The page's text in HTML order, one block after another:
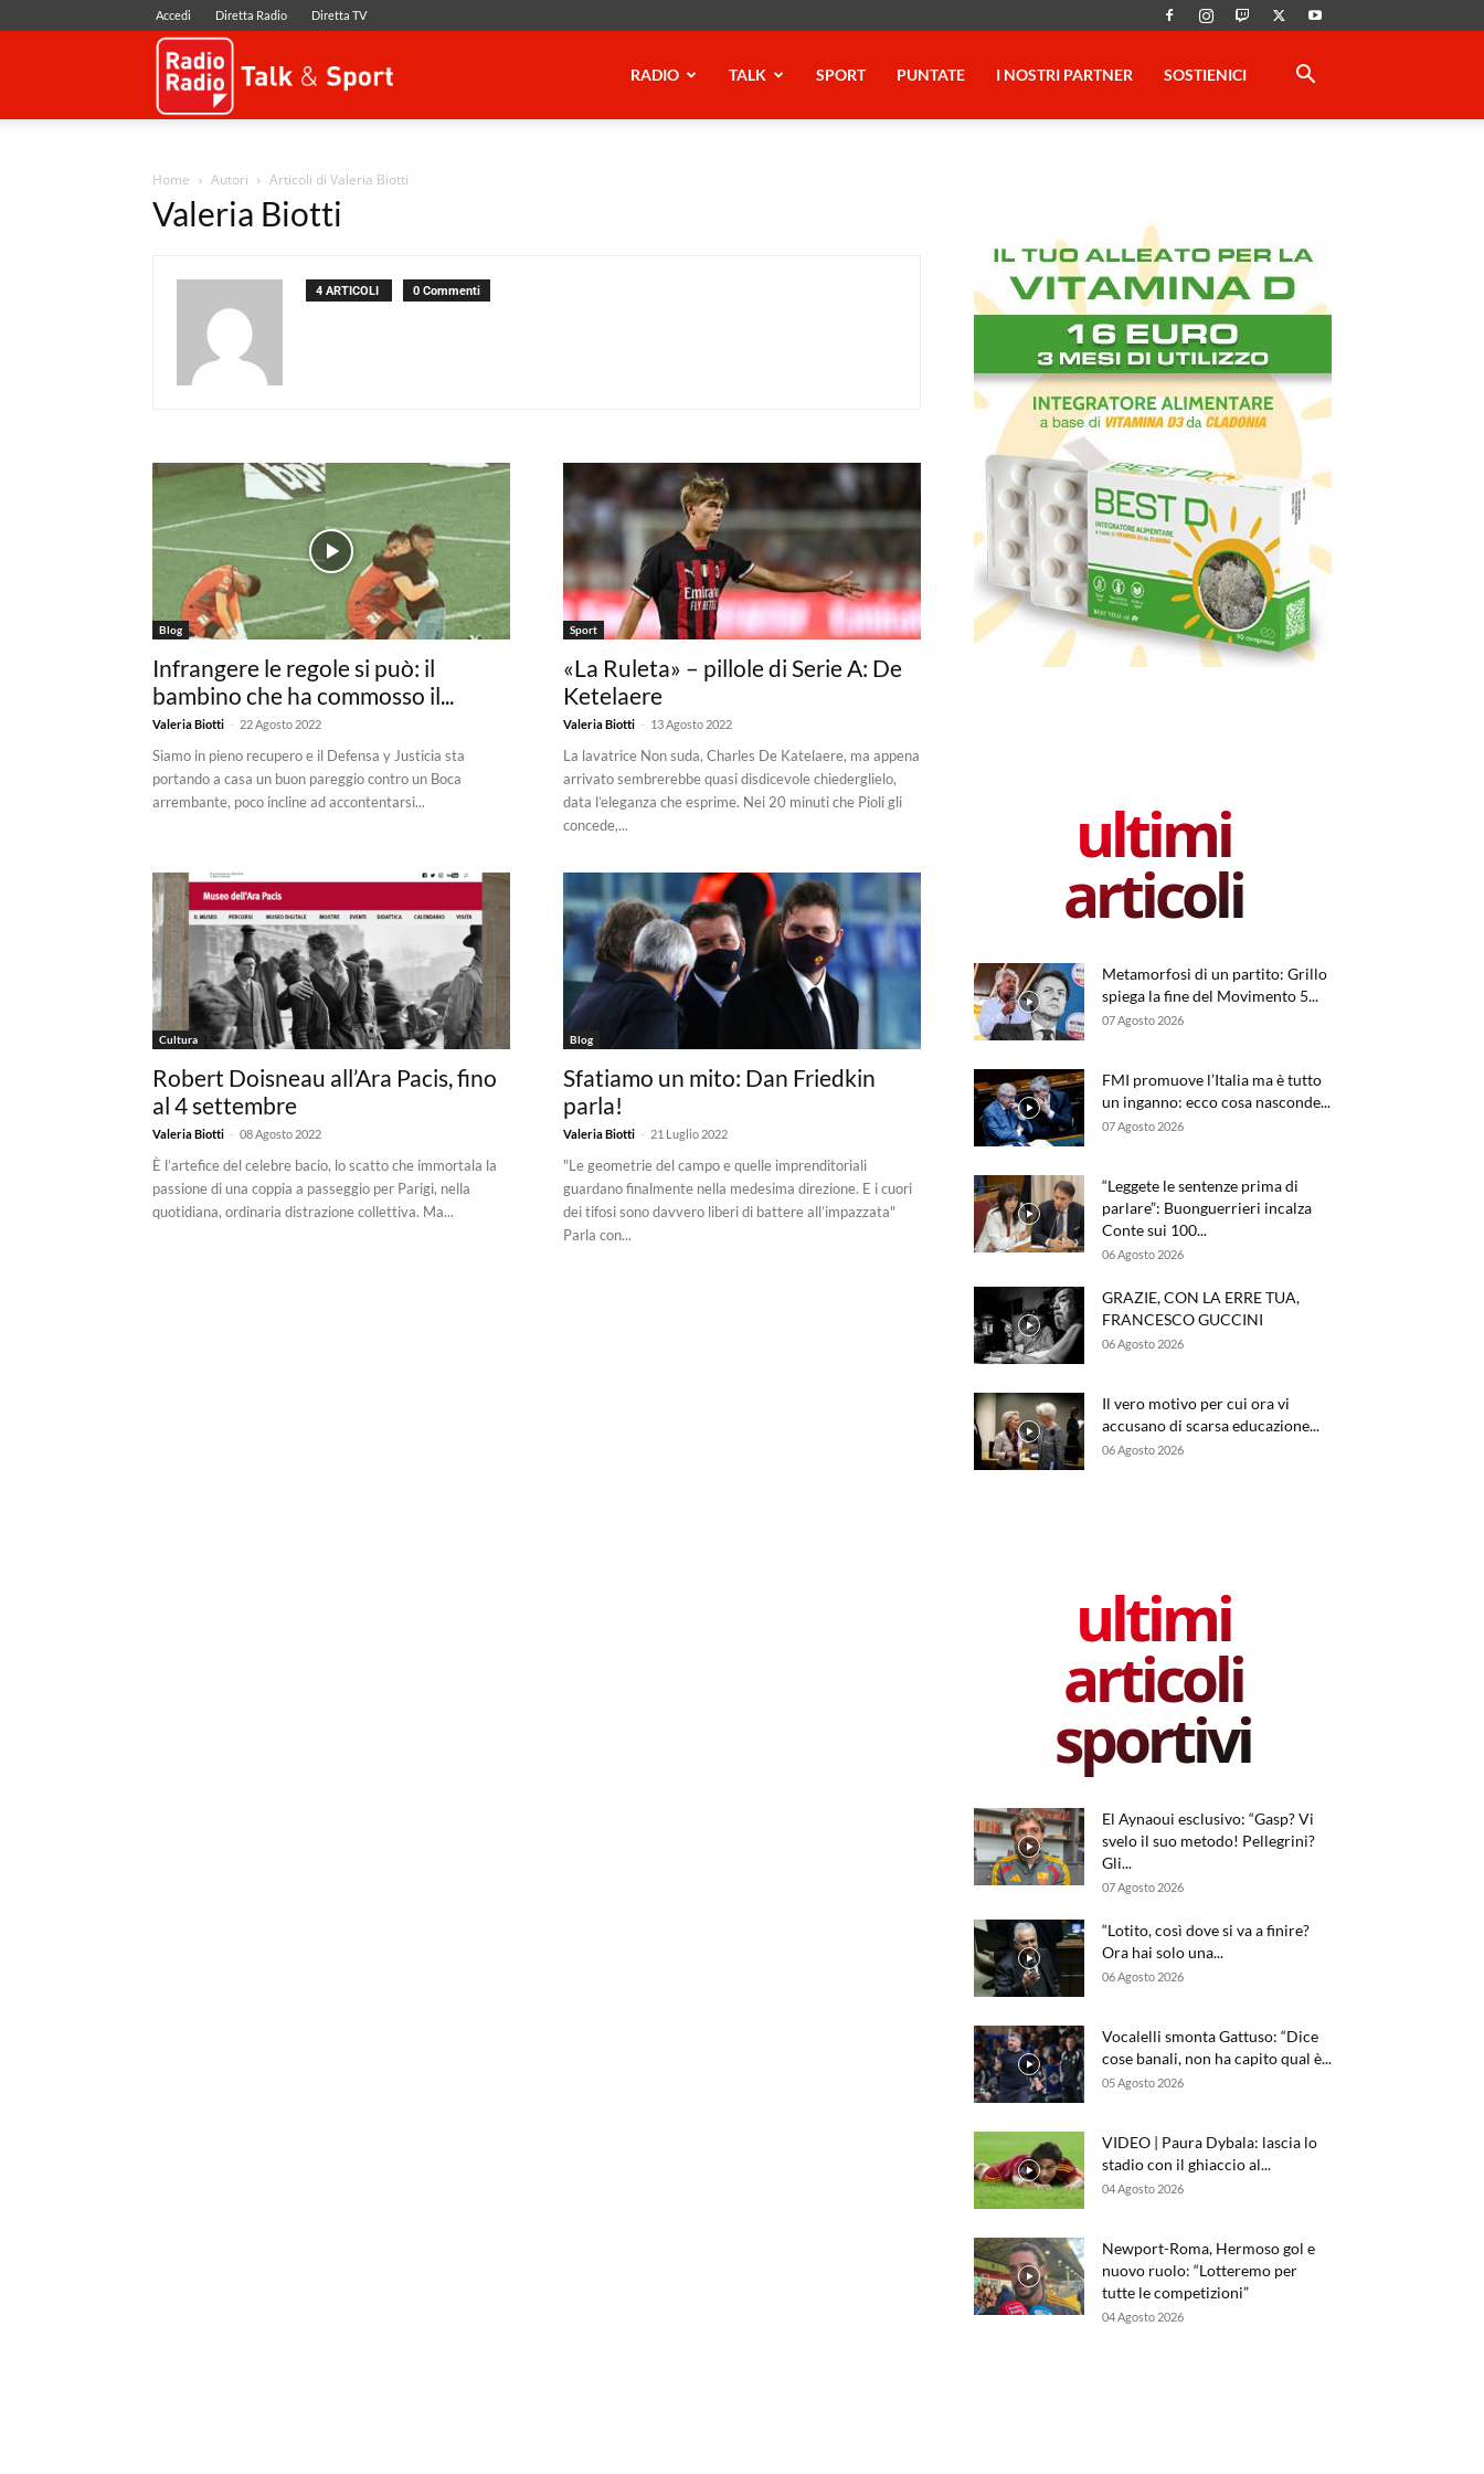
Accedi Diretta Radio Diretta TV
RADIO TALK SPORT PUNTATE I NOSTRI PARTNER SOSTIENICI
Home Autori Articoli di Valeria Biotti
Valeria Biotti
4 ARTICOLI 0 Commenti
Blog
Infrangere le regole si può: il
bambino che ha commosso il...
Valeria Biotti - 22 Agosto 2022
Siamo in pieno recupero e il Defensa y Justicia sta
portando a casa un buon pareggio contro un Boca
arrembante, poco incline ad accontentarsi...
Sport
«La Ruleta» – pillole di Serie A: De
Ketelaere
Valeria Biotti - 13 Agosto 2022
La lavatrice Non suda, Charles De Katelaere, ma appena
arrivato sembrerebbe quasi disdicevole chiederglielo,
data l’eleganza che esprime. Nei 20 minuti che Pioli gli
concede,...
Cultura
Robert Doisneau all’Ara Pacis, fino
al 4 settembre
Valeria Biotti - 08 Agosto 2022
È l’artefice del celebre bacio, lo scatto che immortala la
passione di una coppia a passeggio per Parigi, nella
quotidiana, ordinaria distrazione collettiva. Ma...
Blog
Sfatiamo un mito: Dan Friedkin
parla!
Valeria Biotti - 21 Luglio 2022
"Le geometrie del campo e quelle imprenditoriali
guardano finalmente nella medesima direzione. E i cuori
dei tifosi sono davvero liberi di battere all’impazzata"
Parla con...
ultimi
articoli
Metamorfosi di un partito: Grillo
spiega la fine del Movimento 5...
07 Agosto 2026
FMI promuove l’Italia ma è tutto
un inganno: ecco cosa nasconde...
07 Agosto 2026
“Leggete le sentenze prima di
parlare”: Buonguerrieri incalza
Conte sui 100...
06 Agosto 2026
GRAZIE, CON LA ERRE TUA,
FRANCESCO GUCCINI
06 Agosto 2026
Il vero motivo per cui ora vi
accusano di scarsa educazione...
06 Agosto 2026
ultimi
articoli
sportivi
El Aynaoui esclusivo: “Gasp? Vi
svelo il suo metodo! Pellegrini?
Gli...
07 Agosto 2026
“Lotito, così dove si va a finire?
Ora hai solo una...
06 Agosto 2026
Vocalelli smonta Gattuso: “Dice
cose banali, non ha capito qual è...
05 Agosto 2026
VIDEO | Paura Dybala: lascia lo
stadio con il ghiaccio al...
04 Agosto 2026
Newport-Roma, Hermoso gol e
nuovo ruolo: “Lotteremo per
tutte le competizioni”
04 Agosto 2026